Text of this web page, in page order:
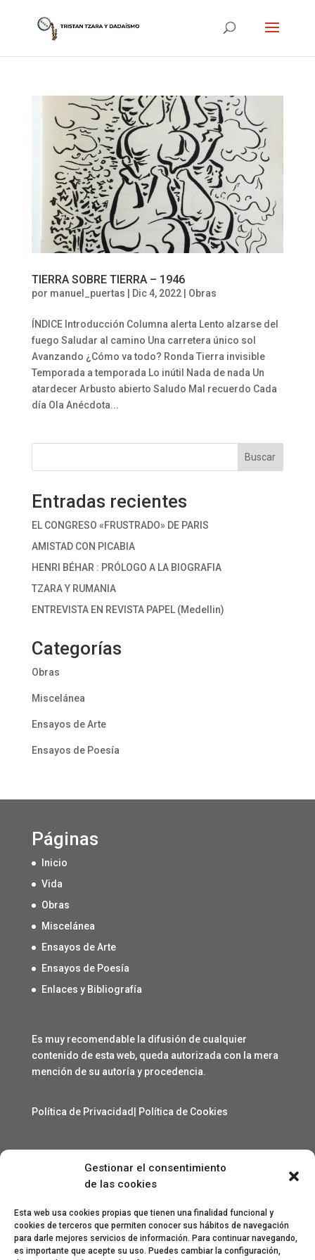
Gestionar el consentimiento
de las cookies
Esta web usa cookies propias que tienen una finalidad funcional y
cookies de terceros que permiten conocer sus hábitos de navegación
para darle mejores servicios de información. Para continuar navegando,
es importante que acepte su uso. Puedes cambiar la configuración,
TIERRA SOBRE TIERRA – 1946
por manuel_puertas Dic 4, 2022| Obras
ÍNDICE Introducción Columna alerta Lento alzarse del
fuego Saludar al camino Una carretera único sol
Avanzando ¿Cómo va todo? Ronda Tierra invisible
Temporada a temporada Lo inútil Nada de nada Un
atardecer Arbusto abierto Saludo Mal recuerdo Cada
día Ola Anécdota...
Buscar
Entradas recientes
EL CONGRESO «FRUSTRADO» DE PARIS
AMISTAD CON PICABIA
HENRI BÉHAR : PRÓLOGO A LA BIOGRAFIA
TZARA Y RUMANIA
ENTREVISTA EN REVISTA PAPEL (Medellin)
Categorías
Obras
Miscelánea
Ensayos de Arte
Ensayos de Poesía
Páginas
Inicio
Vida
Obras
Miscelánea
Ensayos de Arte
Ensayos de Poesía
Enlaces y Bibliografía
Es muy recomendable la difusión de cualquier
contenido de esta web, queda autorizada con la mera
mención de su autoría y procedencia.
Política de Privacidad Política de Cookies
Contacto
angelcarmelo1956@gmail.com
Especial agradecimiento a Lorenzo Sanjuan Pertusa,